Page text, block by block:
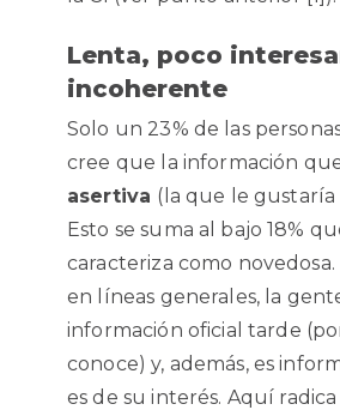
Lenta, poco
incoherente
Solo un 23% de las
cree que la información
asertiva (la que le gustaría
Esto se suma al bajo 18%
caracteriza como
en líneas generales, la
información oficial tarde
conoce) y, además, es
es de su interés. Aquí